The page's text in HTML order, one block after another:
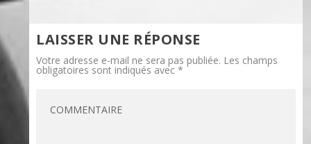
LAISSER UNE RÉPONSE
Votre adresse e-mail ne sera pas publiée. Les champs
obligatoires sont indiqués avec*